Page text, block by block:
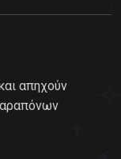
απηχούν